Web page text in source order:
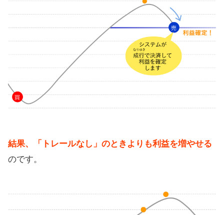
結果、「トレールなし」のときよりも利益を増やせる
のです。